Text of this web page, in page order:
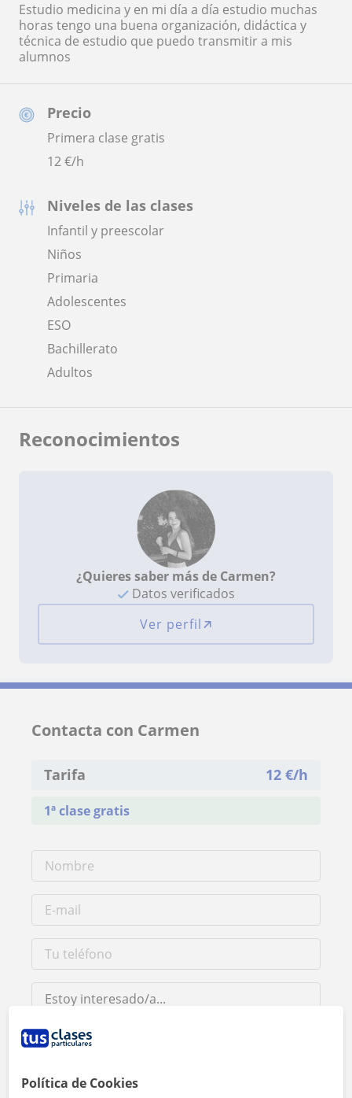
Precio
Primera clase gratis
12€/h
Niveles de las clases
Infantil y preescolar
Niños
Primaria
Adolescentes
ESO
Bachillerato
Adultos
Estudio medicina y en mi día a día estudio muchas
horas tengo una buena organización, didáctica y
técnica de estudio que puedo transmitir a mis
alumnos
Reconocimientos
¿Quieres saber más de Carmen?
Datos verificados
Ver perfil
Contacta con Carmen
Tarifa 12 €/h
1ª clase gratis
Al hacer clic, aceptas nuestro
Política de Cookies